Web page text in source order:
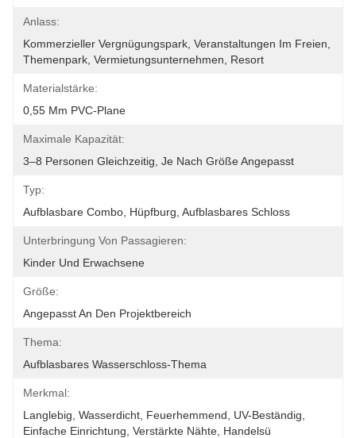
Anlass:
Kommerzieller Vergnügungspark, Veranstaltungen Im Freien,
Themenpark, Vermietungsunternehmen, Resort
Materialstärke:
0,55 Mm PVC-Plane
Maximale Kapazität:
3–8 Personen Gleichzeitig, Je Nach Größe Angepasst
Typ:
Aufblasbare Combo, Hüpfburg, Aufblasbares Schloss
Unterbringung Von Passagieren:
Kinder Und Erwachsene
Größe:
Angepasst An Den Projektbereich
Thema:
Aufblasbares Wasserschloss-Thema
Merkmal:
Langlebig, Wasserdicht, Feuerhemmend, UV-Beständig,
Einfache Einrichtung, Verstärkte Nähte, Handelsü